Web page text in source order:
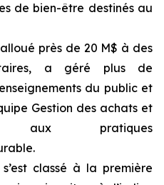
de bien-être destinés au
près de 20 M$ à des
a géré plus de
du public et
Gestion des achats et
aux pratiques
classé à la première